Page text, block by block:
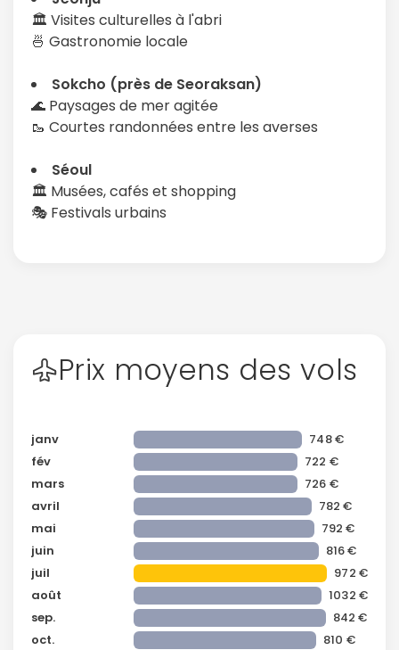
🏛️ Visites culturelles à l'abri
🍜 Gastronomie locale
Sokcho (près de Seoraksan)
🌊 Paysages de mer agitée
🥾 Courtes randonnées entre les averses
Séoul
🏛️ Musées, cafés et shopping
🎭 Festivals urbains
Prix moyens des vols
janv
748 €
fév
722 €
mars
726 €
avril
782 €
mai
792 €
juin
816 €
juil
972 €
août
1032 €
sep.
842 €
oct.
810 €